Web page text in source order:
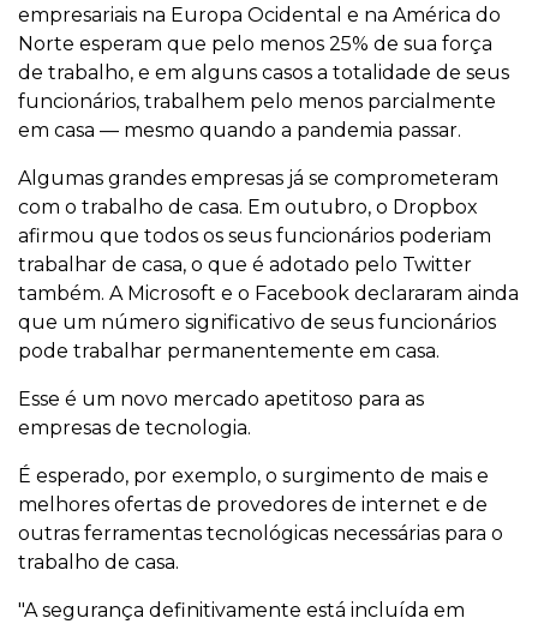
empresariais na Europa Ocidental e na América do
Norte esperam que pelo menos 25% de sua força
de trabalho, e em alguns casos a totalidade de seus
funcionários, trabalhem pelo menos parcialmente
em casa — mesmo quando a pandemia passar.
Algumas grandes empresas já se comprometeram
com o trabalho de casa. Em outubro, o Dropbox
afirmou que todos os seus funcionários poderiam
trabalhar de casa, o que é adotado pelo Twitter
também. A Microsoft e o Facebook declararam ainda
que um número significativo de seus funcionários
pode trabalhar permanentemente em casa.
Esse é um novo mercado apetitoso para as
empresas de tecnologia.
É esperado, por exemplo, o surgimento de mais e
melhores ofertas de provedores de internet e de
outras ferramentas tecnológicas necessárias para o
trabalho de casa.
"A segurança definitivamente está incluída em